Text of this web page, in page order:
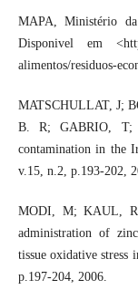
MAPA, Ministério da
Disponivel em
alimentos/residuos-
MATSCHULLAT, J;
B. R; GABRIO, T;
contamination in the
v.15, n.2, p.193-202,
MODI, M; KAUL,
administration of zinc
tissue oxidative stress
p.197-204, 2006.